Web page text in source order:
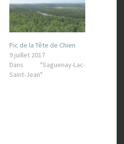
Pic de la Tête de Chien
9 juillet 2017
Dans "Saguenay-Lac-
Saint-Jean"